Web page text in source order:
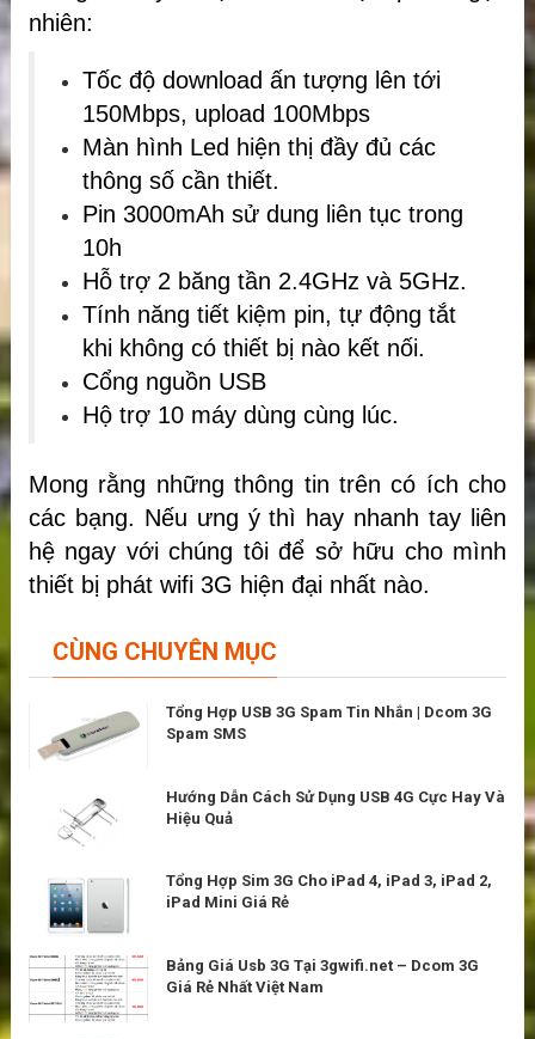
nhiên:
Tốc độ download ấn tượng lên tới
150Mbps, upload 100Mbps
Màn hình Led hiện thị đầy đủ các
thông số cần thiết.
Pin 3000mAh sử dung liên tục trong
10h
Hỗ trợ 2 băng tần 2.4GHz và 5GHz.
Tính năng tiết kiệm pin, tự động tắt
khi không có thiết bị nào kết nối.
Cổng nguồn USB
Hộ trợ 10 máy dùng cùng lúc.
Mong rằng những thông tin trên có ích cho
các bạng. Nếu ưng ý thì hay nhanh tay liên
hệ ngay với chúng tôi để sở hữu cho mình
thiết bị phát wifi 3G hiện đại nhất nào.
CÙNG CHUYÊN MỤC
Tổng Hợp USB 3G Spam Tin Nhắn | Dcom 3G
Spam SMS
Hướng Dẫn Cách Sử Dụng USB 4G Cực Hay Và
Hiệu Quả
Tổng Hợp Sim 3G Cho iPad 4, iPad 3, iPad 2,
iPad Mini Giá Rẻ
Bảng Giá Usb 3G Tại 3gwifi.net – Dcom 3G
Giá Rẻ Nhất Việt Nam